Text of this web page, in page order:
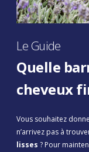
Le Guide
Quelle
cheveux
Vous souhaitez
n’arrivez pas à
lisses ? Pour